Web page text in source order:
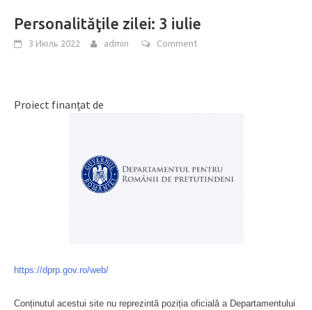
Personalităţile zilei: 3 iulie
3 Июль 2022 admin Comment
Proiect finanțat de
https://dprp.gov.ro/web/
Conținutul acestui site nu reprezintă poziția oficială a Departamentului